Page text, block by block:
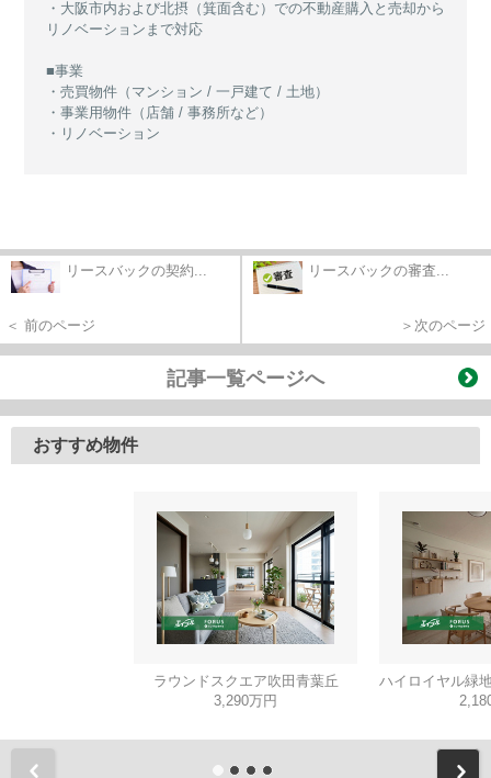
・大阪市内および北摂（箕面含む）での不動産購入と売却から
リノベーションまで対応
■事業
・売買物件（マンション / 一戸建て / 土地）
・事業用物件（店舗 / 事務所など）
・リノベーション
リースバックの契約...
＜ 前のページ
リースバックの審査...
＞次のページ
記事一覧ページへ
おすすめ物件
ラウンドスクエア吹田青葉丘
3,290万円
ハイロイヤル緑